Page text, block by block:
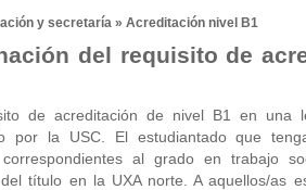
y secretarí­a » Acreditación nivel B1
del requisito de
de acreditación de nivel B1 en una
por la USC. El estudiantado que
correspondientes al grado en trabajo
título en la UXA norte. A aquellos/as